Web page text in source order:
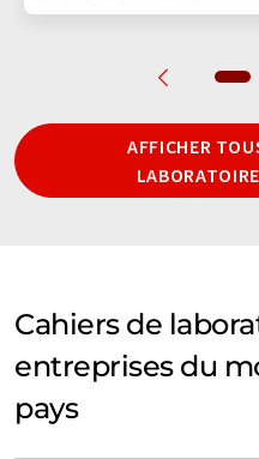
AFFICHER
Cahiers de
entreprises du
pays